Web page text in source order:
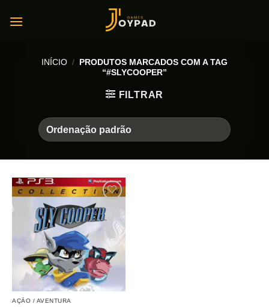
INÍCIO / PRODUTOS MARCADOS COM A TAG
“#SLYCOOPER”
FILTRAR
AÇÃO / AVENTURA